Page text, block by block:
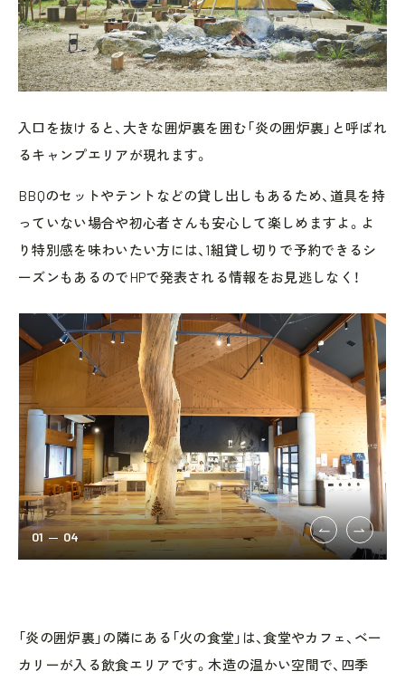
入口を抜けると、大きな囲炉裏を囲む「炎の囲炉裏」と呼ばれ
るキャンプエリアが現れます。
BBQのセットやテントなどの貸し出しもあるため、道具を持
っていない場合や初心者さんも安心して楽しめますよ。よ
り特別感を味わいたい方には、1組貸し切りで予約できるシ
ーズンもあるのでHPで発表される情報をお見逃しなく！
01 04
「炎の囲炉裏」の隣にある「火の食堂」は、食堂やカフェ、ベー
カリーが入る飲食エリアです。木造の温かい空間で、四季